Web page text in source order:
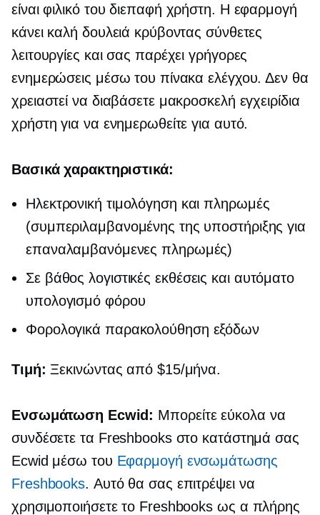
είναι φιλικό τουδιεπαφή χρήστη. Η εφαρμογή
κάνει καλή δουλειά κρύβοντας σύνθετες
λειτουργίες και σας παρέχει γρήγορες
ενημερώσεις μέσω του πίνακα ελέγχου. Δεν θα
χρειαστεί να διαβάσετε μακροσκελή εγχειρίδια
χρήστη για να ενημερωθείτε για αυτό.
Βασικά χαρακτηριστικά:
Ηλεκτρονική τιμολόγηση και πληρωμές
(συμπεριλαμβανομένης της υποστήριξης για
επαναλαμβανόμενες πληρωμές)
Σε βάθος λογιστικές εκθέσεις και αυτόματο
υπολογισμό φόρου
Φορολογικά παρακολούθηση εξόδων
Τιμή: Ξεκινώντας από $15/μήνα.
Ενσωμάτωση Ecwid: Μπορείτε εύκολα να
συνδέσετε τα Freshbooks στο κατάστημά σας
Ecwid μέσω του Εφαρμογή ενσωμάτωσης
Freshbooks. Αυτό θα σας επιτρέψει να
χρησιμοποιήσετε το Freshbooks ως α πλήρης